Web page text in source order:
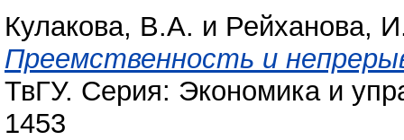
Кулакова, В.А. и Рейханова,
Преемственность и
ТвГУ. Серия: Экономика и
1453